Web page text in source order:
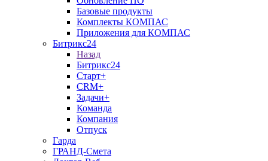
Базовые продукты
Комплекты КОМПАС
Приложения для КОМПАС
Битрикс24
Назад
Битрикс24
Старт+
CRM+
Задачи+
Команда
Компания
Отпуск
Гарда
ГРАНД-Смета